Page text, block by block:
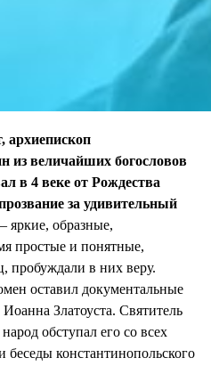
архиепископ
из величайших богословов
в 4 веке от Рождества
за удивительный
яркие, образные,
простые и понятные,
пробуждали в них веру.
оставил документальные
Златоуста. Святитель
обступал его со всех
константинопольского